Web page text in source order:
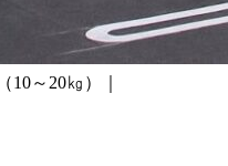
～20㎏）｜